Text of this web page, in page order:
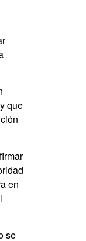
que
en
se